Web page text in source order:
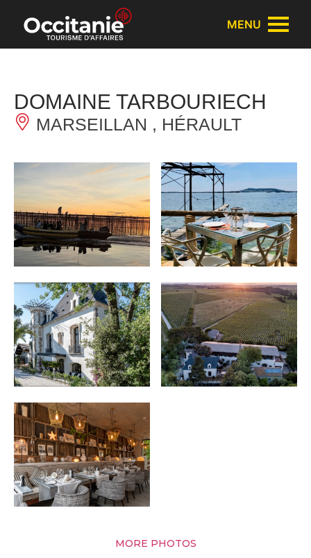
Cookies management panel
MENU
DOMAINE TARBOURIECH
MARSEILLAN , HÉRAULT
MORE PHOTOS